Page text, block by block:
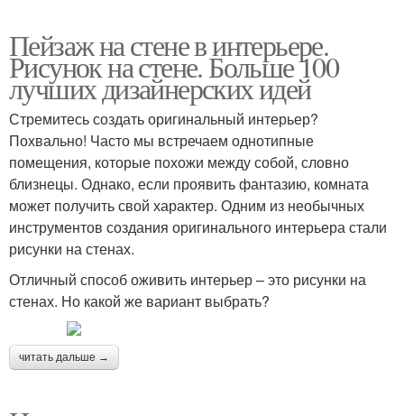
Пейзаж на стене в интерьере.
Рисунок на стене. Больше 100
лучших дизайнерских идей
Стремитесь создать оригинальный интерьер?
Похвально! Часто мы встречаем однотипные
помещения, которые похожи между собой, словно
близнецы. Однако, если проявить фантазию, комната
может получить свой характер. Одним из необычных
инструментов создания оригинального интерьера стали
рисунки на стенах.
Отличный способ оживить интерьер – это рисунки на
стенах. Но какой же вариант выбрать?
читать дальше →